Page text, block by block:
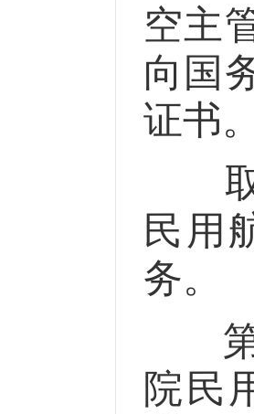
空主
向国
证书
取
民用
务。
第
院民